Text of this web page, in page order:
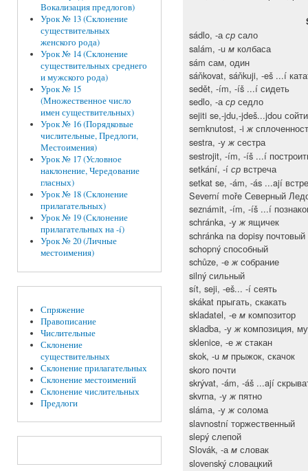
Вокализация предлогов)
Урок № 13 (Склонение
существительных
женского рода)
Урок № 14 (Склонение
существительных среднего
и мужского рода)
Урок № 15
(Множественное число
имен существительных)
Урок № 16 (Порядковые
числительные, Предлоги,
Местоимения)
Урок № 17 (Условное
наклонение, Чередование
гласных)
Урок № 18 (Склонение
прилагательных)
Урок № 19 (Склонение
прилагательных на -í)
Урок № 20 (Личные
местоимения)
Спряжение
Правописание
Числительные
Склонение
существительных
Склонение прилагательных
Склонение местоимений
Склонение числительных
Предлоги
sádlo, -аср сало
salám, -u м колбаса
sám сам, один
sáňkovat, sáňkuji, -eš ...í
sedět, -ím, -íš ...í сидеть
sedlo, -аср седло
sejiti se,-jdu,-jdeš...jdou
semknutost, -iж
sestra, -уж сестра
sestrojit, -ím, -íš ...í
setkání, -í ср встреча
setkat se, -ám, -ás ...ají
Severní moře Северный
seznámit, -ím, -íš ...í
schránka, -уж ящичек
schránka na dopisy
schopný способный
schůze, -eж собрание
silný сильный
sít, seji, -eš... -í сеять
skákat прыгать, скакать
skladatel, -e м композитор
skladba, -уж композиция,
sklenice, -еж стакан
skok, -u м прыжок, скачок
skoro почти
skrývat, -ám, -áš ...ají
skvrna, -уж пятно
sláma, -уж солома
slavnostní торжественный
slepý слепой
Slovák, -ам словак
slovenský словацкий